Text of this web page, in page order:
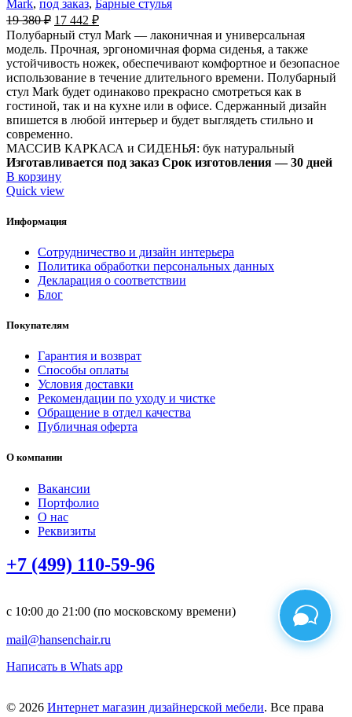
Mark, под заказ, Барные стулья
19 380₽ 17 442 ₽
Полубарный стул Mark — лаконичная и универсальная
модель. Прочная, эргономичная форма сиденья, а также
устойчивость ножек, обеспечивают комфортное и безопасное
использование в течение длительного времени. Полубарный
стул Mark будет одинаково прекрасно смотреться как в
гостиной, так и на кухне или в офисе. Сдержанный дизайн
впишется в любой интерьер и будет выглядеть стильно и
современно.
МАССИВ КАРКАСА и СИДЕНЬЯ: бук натуральный
Изготавливается под заказ Срок изготовления — 30 дней
В корзину
Quick view
Информация
Сотрудничество и дизайн интерьера
Политика обработки персональных данных
Декларация о соответствии
Блог
Покупателям
Гарантия и возврат
Способы оплаты
Условия доставки
Рекомендации по уходу и чистке
Обращение в отдел качества
Публичная оферта
О компании
Вакансии
Портфолио
О нас
Реквизиты
+7 (499) 110-59-96
с 10:00 до 21:00 (по московскому времени)
mail@hansenchair.ru
Написать в Whats app
© 2026 Интернет магазин дизайнерской мебели. Все права